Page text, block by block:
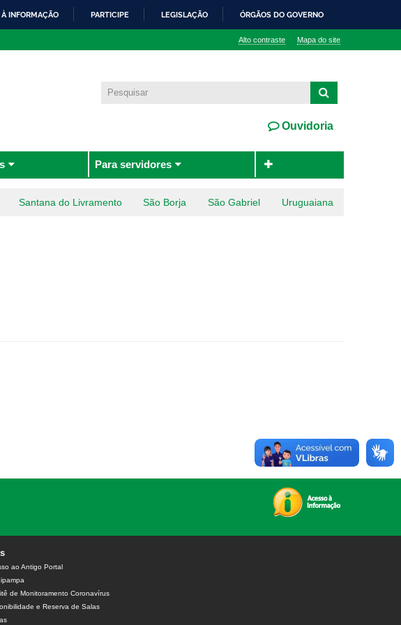
INFORMAÇÃO PARTICIPE LEGISLAÇÃO ÓRGÃOS DO GOVERNO
Alto contraste Mapa do site
Ouvidoria
Para servidores
Santana do Livramento São Borja São Gabriel Uruguaiana
ao Antigo Portal
de Monitoramento Coronavírus
e Reserva de Salas